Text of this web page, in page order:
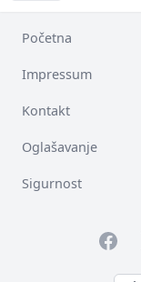
Početna
Impressum
Kontakt
Oglašavanje
Sigurnost